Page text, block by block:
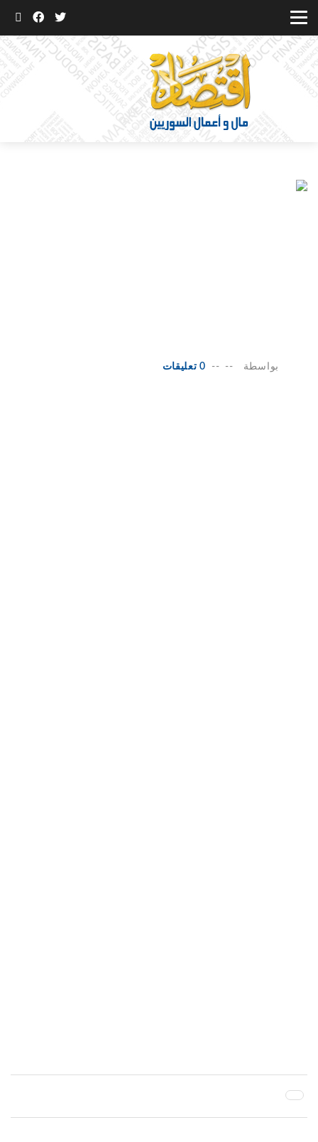
بواسطة --
-- 0 تعليقات